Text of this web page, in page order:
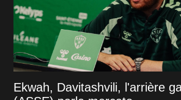
Ekwah, Davitashvili, l'arrière